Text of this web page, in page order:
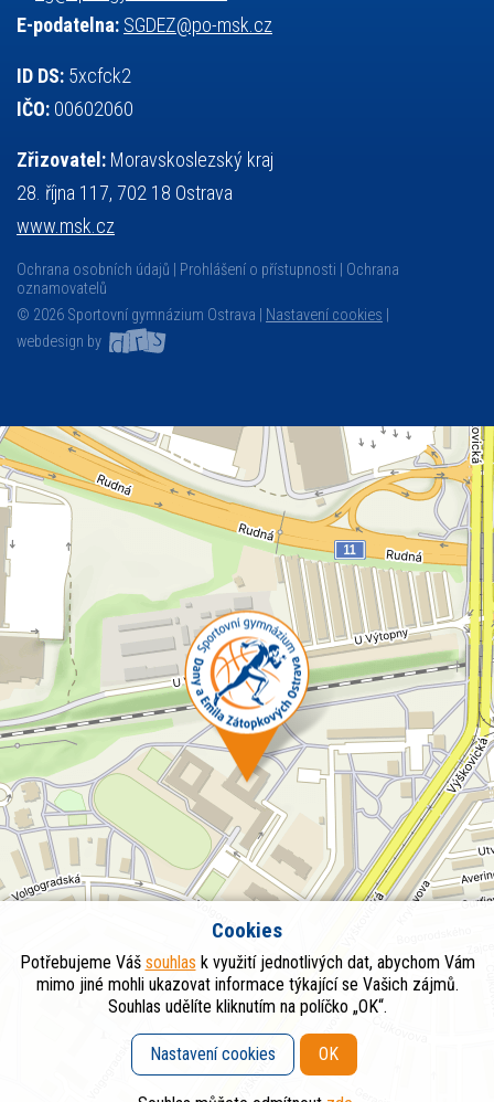
E-podatelna: SGDEZ@po-msk.cz
ID DS: 5xcfck2
IČO: 00602060
Zřizovatel: Moravskoslezský kraj
28. října 117, 702 18 Ostrava
www.msk.cz
Ochrana osobních údajů Prohlášení o přístupnosti
Ochrana
oznamovatelů
© 2026 Sportovní gymnázium Ostrava | Nastavení cookies
webdesign by
Cookies
Potřebujeme Váš souhlas k využití jednotlivých dat, abychom Vám
mimo jiné mohli ukazovat informace týkající se Vašich zájmů.
Souhlas udělíte kliknutím na políčko „OK“.
Nastavení cookies OK